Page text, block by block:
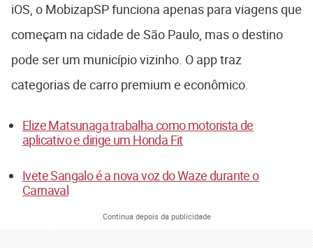
iOS, o MobizapSP funciona apenas para viagens que
começam na cidade de São Paulo, mas o destino
pode ser um município vizinho. O app traz
categorias de carro premium e econômico.
Elize Matsunaga trabalha como motorista de
aplicativo e dirige um Honda Fit
Ivete Sangalo é a nova voz do Waze durante o
Carnaval
Continua depois da publicidade